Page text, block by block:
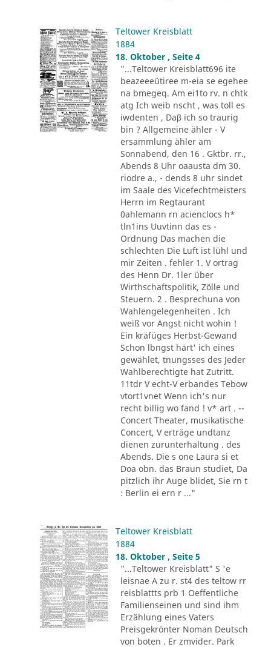
Teltower Kreisblatt
1884
18. Oktober , Seite 4
"...Teltower Kreisblatt696 ite
beazeeeütiree m-eia se egehee
na bmegeq. Am ei1to rv. n chtk
atg Ich weib nscht , was toll es
iwdenten , Daβ ich so traurig
bin ? Allgemeine ähler - V
ersammlung ähler am
Sonnabend, den 16 . Gktbr. rr.,
Abends 8 Uhr oaausta dm 30.
riodre a., - dends 8 uhr sindet
im Saale des Vicefechtmeisters
Herrn im Regtaurant
0ahlemann rn acienclocs h*
tln1ins Uuvtinn das es -
Ordnung Das machen die
schlechten Die Luft ist lühl und
mir Zeiten . fehler 1. V ortrag
des Henn Dr. 1ler über
Wirthschaftspolitik, Zölle und
Steuern. 2 . Besprechuna von
Wahlengelegenheiten . Ich
weiß vor Angst nicht wohin !
Ein kräfüges Herbst-Gewand
Schon lbngst härt' ich eines
gewählet, tnungsses des Jeder
Wahlberechtigte hat Zutritt.
11tdr V echt-V erbandes Tebow
vtort1vnet Wenn ich's nur
recht billig wo fand ! v* art . --
Concert Theater, musikatische
Concert, V erträge undtanz
dienen zurunterhaltung . des
Abends. Die s one Laura si et
Doa obn. das Braun studiet, Da
pitzlich ihr Auge blidet, Sie rn t
: Berlin ei ern r ..."
Teltower Kreisblatt
1884
18. Oktober , Seite 5
"...Teltower Kreisblatt" S 'e
leisnae A zu r. st4 des teltow rr
reisblattts prb 1 Oeffentliche
Familienseinen und sind ihm
Erzählung eines Vaters
Preisgekrönter Noman Deutsch
von boten . Er zmvider. Park